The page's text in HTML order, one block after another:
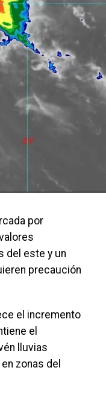
por
del este y un
precaución
el incremento
el
lluvias
zonas del